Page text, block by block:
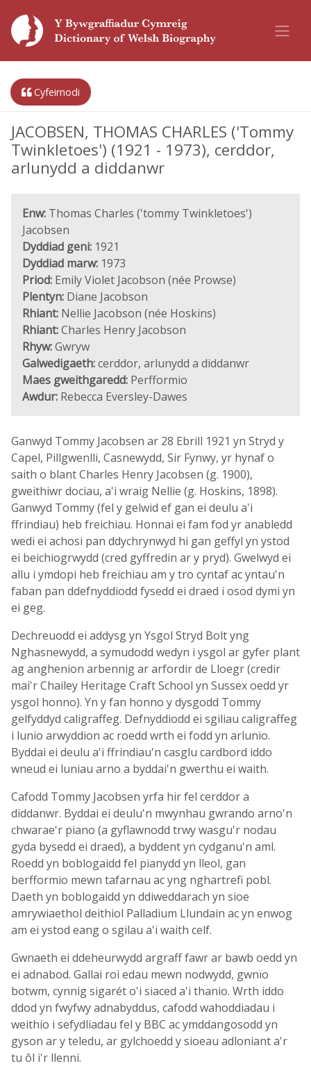
Cyfeirnodi
JACOBSEN, THOMAS CHARLES ('Tommy
Twinkletoes') (1921 - 1973), cerddor,
arlunydd a diddanwr
Enw: Thomas Charles ('tommy Twinkletoes')
Jacobsen
Dyddiad geni: 1921
Dyddiad marw: 1973
Priod: Emily Violet Jacobson (née Prowse)
Plentyn: Diane Jacobson
Rhiant: Nellie Jacobson (née Hoskins)
Rhiant:Charles Henry Jacobson
Rhyw:Gwryw
Galwedigaeth:cerddor, arlunydd a diddanwr
Maes gweithgaredd: Perfformio
Awdur: Rebecca Eversley-Dawes
Ganwyd Tommy Jacobsen ar 28 Ebrill 1921 yn Stryd y
Capel, Pillgwenlli, Casnewydd, Sir Fynwy, yr hynaf o
saith o blant Charles Henry Jacobsen (g. 1900),
gweithiwr dociau, a'i wraig Nellie (g. Hoskins, 1898).
Ganwyd Tommy (fel y gelwid ef gan ei deulu a'i
ffrindiau) heb freichiau. Honnai ei fam fod yr anabledd
wedi ei achosi pan ddychrynwyd hi gan geffyl yn ystod
ei beichiogrwydd (cred gyffredin ar y pryd). Gwelwyd ei
allu i ymdopi heb freichiau am y tro cyntaf ac yntau'n
faban pan ddefnyddiodd fysedd ei draed i osod dymi yn
ei geg.
Dechreuodd ei addysg yn Ysgol Stryd Bolt yng
Nghasnewydd, a symudodd wedyn i ysgol ar gyfer plant
ag anghenion arbennig ar arfordir de Lloegr (credir
mai'r Chailey Heritage Craft School yn Sussex oedd yr
ysgol honno). Yn y fan honno y dysgodd Tommy
gelfyddyd caligraffeg. Defnyddiodd ei sgiliau caligraffeg
i lunio arwyddion ac roedd wrth ei fodd yn arlunio.
Byddai ei deulu a'i ffrindiau'n casglu cardbord iddo
wneud ei luniau arno a byddai'n gwerthu ei waith.
Cafodd Tommy Jacobsen yrfa hir fel cerddor a
diddanwr. Byddai ei deulu'n mwynhau gwrando arno'n
chwarae'r piano (a gyflawnodd trwy wasgu'r nodau
gyda bysedd ei draed), a byddent yn cydganu'n aml.
Roedd yn boblogaidd fel pianydd yn lleol, gan
berfformio mewn tafarnau ac yng nghartrefi pobl.
Daeth yn boblogaidd yn ddiweddarach yn sioe
amrywiaethol deithiol Palladium Llundain ac yn enwog
am ei ystod eang o sgilau a'i waith celf.
Gwnaeth ei ddeheurwydd argraff fawr ar bawb oedd yn
ei adnabod. Gallai roi edau mewn nodwydd, gwnïo
botwm, cynnig sigarét o'i siaced a'i thanio. Wrth iddo
ddod yn fwyfwy adnabyddus, cafodd wahoddiadau i
weithio i sefydliadau fel y BBC ac ymddangosodd yn
gyson ar y teledu, ar gylchoedd y sioeau adloniant a'r
tu ôl i'r llenni.